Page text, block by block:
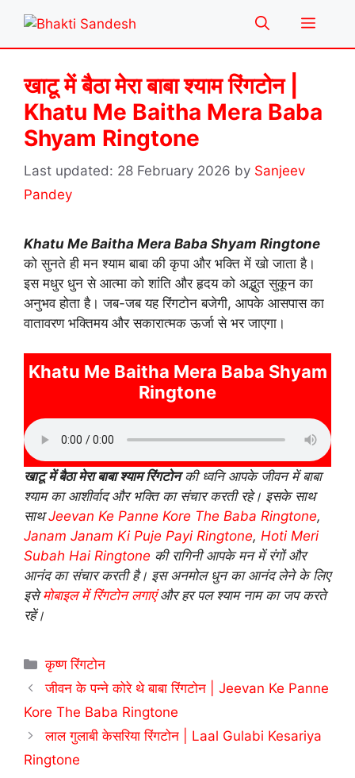
content
Menu
खाटू में बैठा मेरा बाबा श्याम रिंगटोन |
Khatu Me Baitha Mera Baba
Shyam Ringtone
28 February 2026 by Sanjeev
Pandey
Khatu Me Baitha Mera Baba Shyam Ringtone
को सुनते ही मन श्याम बाबा की कृपा और भक्ति में खो जाता है।
इस मधुर धुन से आत्मा को शांति और हृदय को अद्भुत सुकून का
अनुभव होता है। जब-जब यह रिंगटोन बजेगी, आपके आसपास का
वातावरण भक्तिमय और सकारात्मक ऊर्जा से भर जाएगा।
Khatu Me Baitha Mera Baba Shyam
Ringtone
खाटू में बैठा मेरा बाबा श्याम रिंगटोनकी ध्वनि आपके जीवन में बाबा
श्याम का आशीर्वाद और भक्ति का संचार करती रहे। इसके साथ
साथJeevan Ke Panne Kore The Baba Ringtone,
Janam Janam Ki Puje Payi Ringtone, Hoti Meri
Subah Hai Ringtone की रागिनी आपके मन में रंगों और
आनंद का संचार करती है। इस अनमोल धुन का आनंद लेने के लिए
इसेमोबाइल में रिंगटोन लगाएंऔर हर पल श्याम नाम का जप करते
रहें।
Categories
कृष्ण रिंगटोन
जीवन के पन्ने कोरे थे बाबा रिंगटोन | Jeevan Ke Panne
Kore The Baba Ringtone
लाल गुलाबी केसरिया रिंगटोन | Laal Gulabi Kesariya
Ringtone